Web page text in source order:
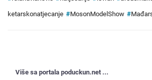
ketarskonatjecanje #MosonModelShow #
Više sa portala poduckun.net ...